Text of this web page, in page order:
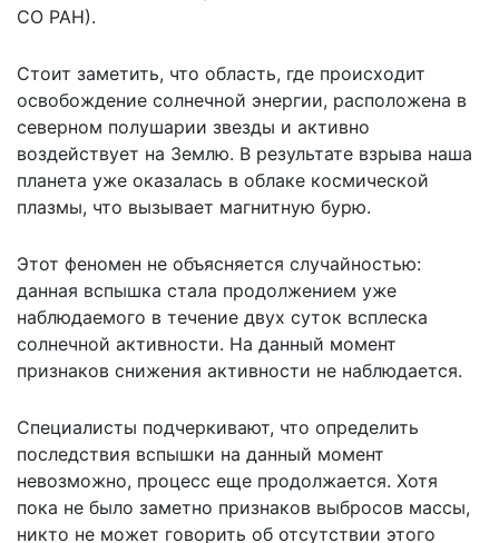
СО РАН).
Стоит заметить, что область, где происходит
освобождение солнечной энергии, расположена в
северном полушарии звезды и активно
воздействует на Землю. В результате взрыва наша
планета уже оказалась в облаке космической
плазмы, что вызывает магнитную бурю.
Этот феномен не объясняется случайностью:
данная вспышка стала продолжением уже
наблюдаемого в течение двух суток всплеска
солнечной активности. На данный момент
признаков снижения активности не наблюдается.
Специалисты подчеркивают, что определить
последствия вспышки на данный момент
невозможно, процесс еще продолжается. Хотя
пока не было заметно признаков выбросов массы,
никто не может говорить об отсутствии этого